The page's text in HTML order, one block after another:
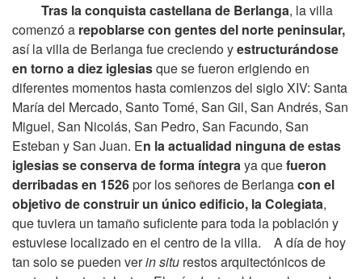
Tras la conquista castellana de Berlanga, la villa
comenzó a repoblarse con gentes del norte peninsular,
así la villa de Berlanga fue creciendo yestructurándose
en torno a diez iglesiasque se fueron erigiendo en
diferentes momentos hasta comienzos del siglo XIV: Santa
María del Mercado, Santo Tomé, San Gil, San Andrés, San
Miguel, San Nicolás, San Pedro, San Facundo, San
Esteban y San Juan. En la actualidad ninguna de estas
iglesias se conserva de forma íntegraya quefueron
derribadas en 1526por los señores de Berlangacon el
objetivo de construir un único edificio, la Colegiata,
que tuviera un tamaño suficiente para toda la población y
estuviese localizado en el centro de la villa.
A día de hoy
tan solo se pueden verin situ restos arquitectónicos de